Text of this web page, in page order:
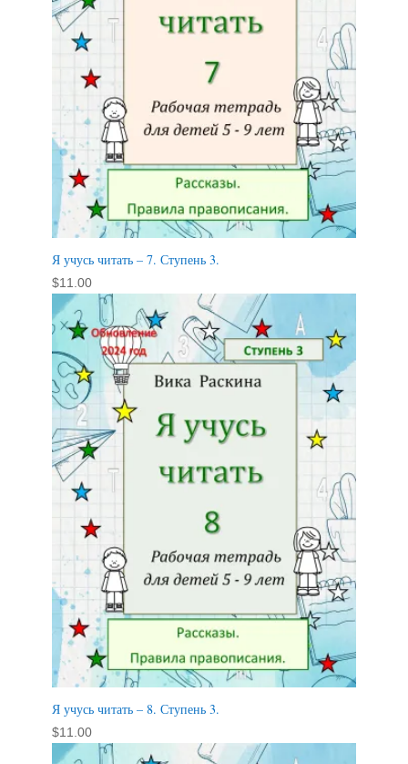
Я учусь читать – 7. Ступень 3.
$11.00
Я учусь читать – 8. Ступень 3.
$11.00